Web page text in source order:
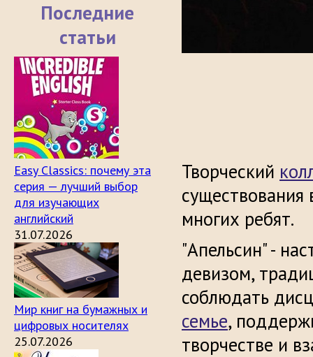
Последние
статьи
Easy Classics: почему эта
серия — лучший выбор
для изучающих
английский
31.07.2026
Мир книг на бумажных и
цифровых носителях
25.07.2026
Творческий
многих ребят.
"Апельсин" -
девизом,
соблюдать
семье,
творчестве и